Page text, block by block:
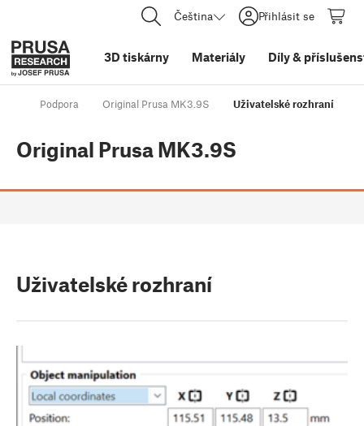
Čeština Přihlásit se
3D tiskárny Materiály Díly&
Podpora Original Prusa MK3.9S Uživatelské rozhraní
Original Prusa MK3.9S
Uživatelské rozhraní